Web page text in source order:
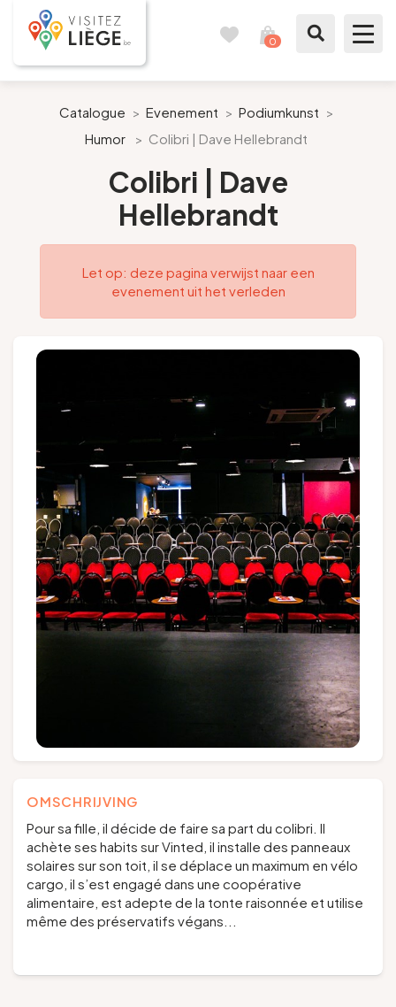
0
Bereid mijn verblijf voor
Onze suggesties
Volg ons
EN NL DE
Catalogue > Evenement > Podiumkunst >
Humor
> Colibri | Dave Hellebrandt
Colibri | Dave
Hellebrandt
Let op: deze pagina verwijst naar een
evenement uit het verleden
OMSCHRIJVING
Pour sa fille, il décide de faire sa part du colibri. Il
achète ses habits sur Vinted, il installe des panneaux
solaires sur son toit, il se déplace un maximum en vélo
cargo, il s’est engagé dans une coopérative
alimentaire, est adepte de la tonte raisonnée et utilise
même des préservatifs végans...